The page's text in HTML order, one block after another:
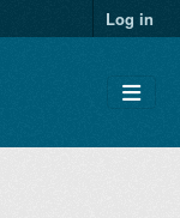
Log in